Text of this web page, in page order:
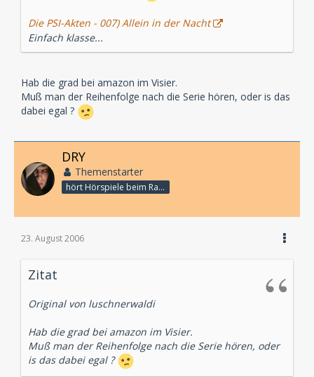
Die PSI-Akten - 007) Allein in der Nacht
Einfach klasse...
Hab die grad bei amazon im Visier.
Muß man der Reihenfolge nach die Serie hören, oder is das
dabei egal ?
DRY
Themenstarter
hört Hörspiele beim Rasenmähen
23. August 2006
Zitat
Original von luschnerwaldi
Hab die grad bei amazon im Visier.
Muß man der Reihenfolge nach die Serie hören, oder
is das dabei egal ?